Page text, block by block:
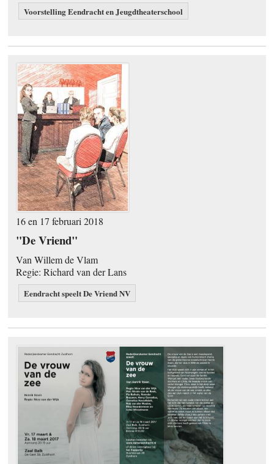
Voorstelling Eendracht en Jeugdtheaterschool
16 en 17 februari 2018
"De Vriend"
Van Willem de Vlam
Regie: Richard van der Lans
Eendracht speelt De Vriend NV